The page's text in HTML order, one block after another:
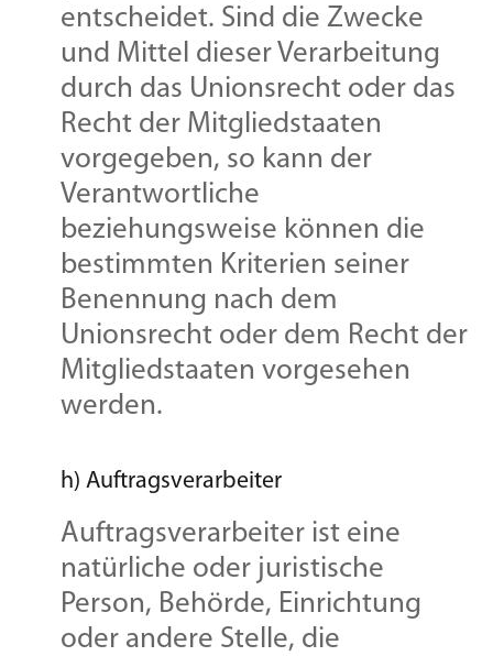
entscheidet. Sind die Zwecke
und Mittel dieser Verarbeitung
durch das Unionsrecht oder das
Recht der Mitgliedstaaten
vorgegeben, so kann der
Verantwortliche
beziehungsweise können die
bestimmten Kriterien seiner
Benennung nach dem
Unionsrecht oder dem Recht der
Mitgliedstaaten vorgesehen
werden.
h) Auftragsverarbeiter
Auftragsverarbeiter ist eine
natürliche oder juristische
Person, Behörde, Einrichtung
oder andere Stelle, die